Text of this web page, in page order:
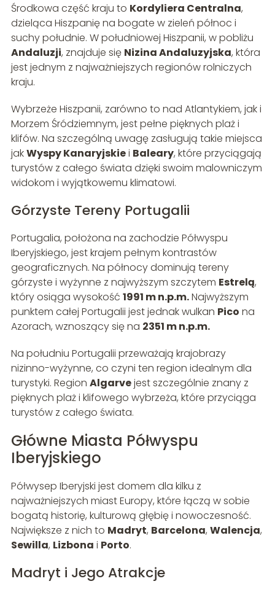
Środkowa część kraju to Kordyliera Centralna,
dzieląca Hiszpanię na bogate w zieleń północ i
suchy południe. W południowej Hiszpanii, w pobliżu
Andaluzji, znajduje się Nizina Andaluzyjska, która
jest jednym z najważniejszych regionów rolniczych
kraju.
Wybrzeże Hiszpanii, zarówno to nad Atlantykiem, jak i
Morzem Śródziemnym, jest pełne pięknych plaż i
klifów. Na szczególną uwagę zasługują takie miejsca
jakWyspy Kanaryjskiei Baleary, które przyciągają
turystów z całego świata dzięki swoim malowniczym
widokom i wyjątkowemu klimatowi.
Górzyste Tereny Portugalii
Portugalia, położona na zachodzie Półwyspu
Iberyjskiego, jest krajem pełnym kontrastów
geograficznych. Na północy dominują tereny
górzyste i wyżynne z najwyższym szczytem Estrelą,
który osiąga wysokość 1991 m n.p.m.Najwyższym
punktem całej Portugalii jest jednak wulkan Pico na
Azorach, wznoszący się na 2351 m n.p.m.
Na południu Portugalii przeważają krajobrazy
nizinno-wyżynne, co czyni ten region idealnym dla
turystyki. Region Algarvejest szczególnie znany z
pięknych plaż i klifowego wybrzeża, które przyciąga
turystów z całego świata.
Główne Miasta Półwyspu
Iberyjskiego
Półwysep Iberyjski jest domem dla kilku z
najważniejszych miast Europy, które łączą w sobie
bogatą historię, kulturową głębię i nowoczesność.
Największe z nich to Madryt, Barcelona, Walencja,
Sewilla, Lizbona i Porto.
Madryt i Jego Atrakcje